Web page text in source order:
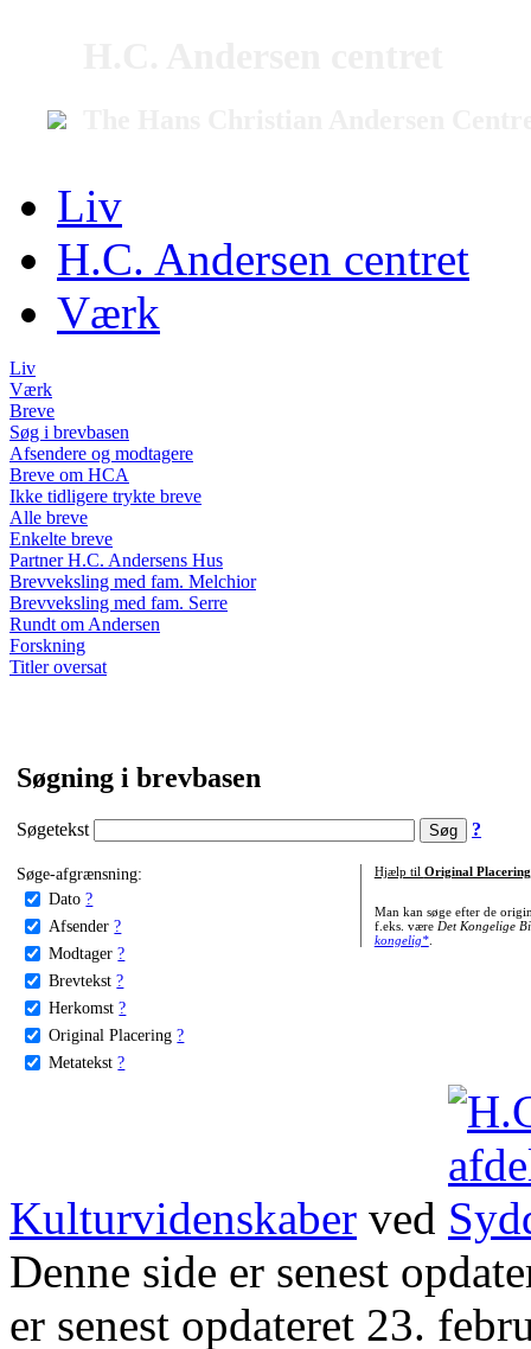
Liv
H.C. Andersen centret
Værk
Liv
Værk
Breve
Søg i brevbasen
Afsendere og modtagere
Breve om HCA
Ikke tidligere trykte breve
Alle breve
Enkelte breve
Partner H.C. Andersens Hus
Brevveksling med fam. Melchior
Brevveksling med fam. Serre
Rundt om Andersen
Forskning
Titler oversat
Søgning i brevbasen
Søgetekst ?
Søge-afgrænsning:
Dato ?
Afsender ?
Modtager ?
Brevtekst ?
Herkomst ?
Original Placering ?
Metatekst ?
Hjælp til Original Placering
Man kan søge efter de
f.eks. være Det Kongelige
kongelig*.
Kulturvidenskaber ved
Denne side er senest
er senest opdateret 23.